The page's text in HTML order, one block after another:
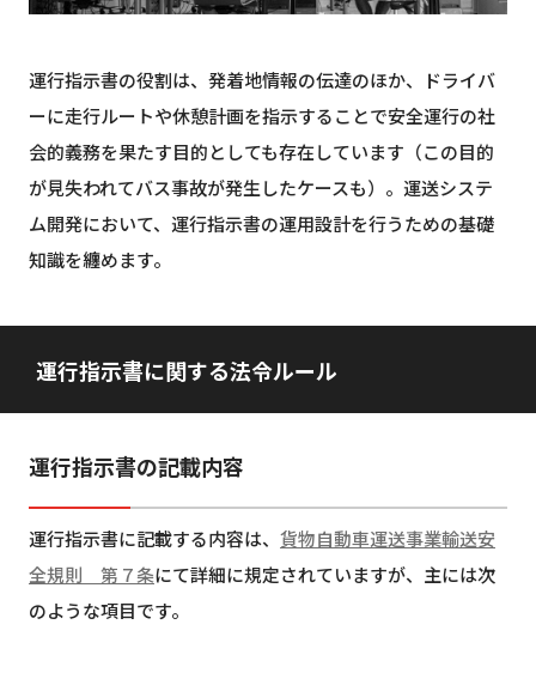
運行指示書の役割は、発着地情報の伝達のほか、ドライバ
ーに走行ルートや休憩計画を指示することで安全運行の社
会的義務を果たす目的としても存在しています（この目的
が見失われてバス事故が発生したケースも）。運送システ
ム開発において、運行指示書の運用設計を行うための基礎
知識を纏めます。
運行指示書に関する法令ルール
運行指示書の記載内容
運行指示書に記載する内容は、 貨物自動車運送事業輸送安
全規則 第７条にて詳細に規定されていますが、主には次
のような項目です。